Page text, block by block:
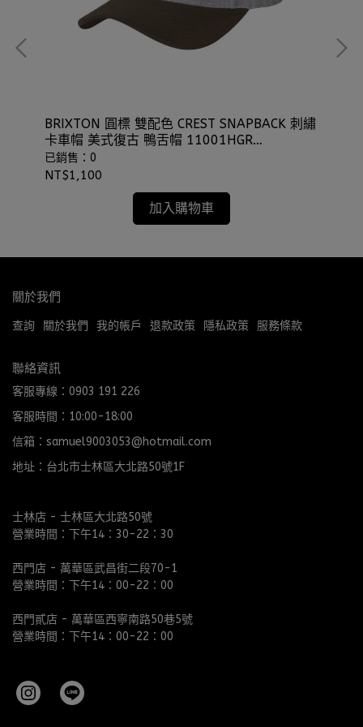
BRIXTON 圓標 雙配色 CREST SNAPBACK 刺繡
卡車帽 美式復古 鴨舌帽 11001HGR
⫷ScrewCap⫸
已銷售：0
NT$1,100
加入購物車
關於我們
查詢 關於我們 我的帳戶 退款政策 隱私政策 服務條款
聯絡資訊
客服專線：0903 191 226
客服時間：10:00-18:00
信箱：samuel9003053@hotmail.com
地址：台北市士林區大北路50號1F
士林店 - 士林區大北路50號
營業時間：下午14：30-22：30
西門店 - 萬華區武昌街二段70-1
營業時間：下午14：00-22：00
西門貳店 - 萬華區西寧南路50巷5號
營業時間：下午14：00-22：00